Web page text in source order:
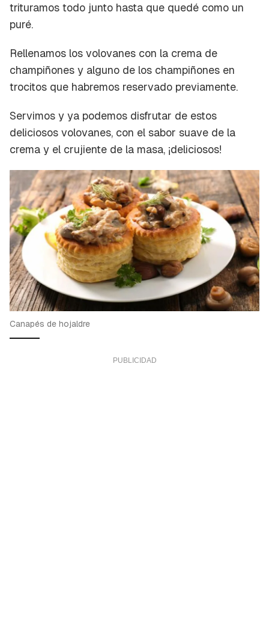
trituramos todo junto hasta que quedé como un
puré.
Rellenamos los volovanes con la crema de
champiñones y alguno de los champiñones en
trocitos que habremos reservado previamente.
Servimos y ya podemos disfrutar de estos
deliciosos volovanes, con el sabor suave de la
crema y el crujiente de la masa, ¡deliciosos!
Canapés de hojaldre